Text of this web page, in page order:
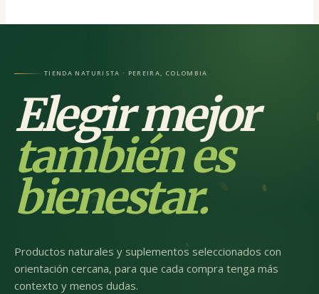
TIENDA NATURISTA · PEREIRA, COLOMBIA
Elegir mejor
también es
bienestar.
Productos naturales y suplementos seleccionados con
orientación cercana, para que cada compra tenga más
contexto y menos dudas.